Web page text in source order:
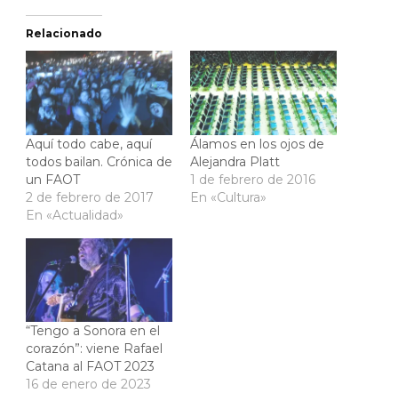
Relacionado
Aquí todo cabe, aquí
todos bailan. Crónica de
un FAOT
2 de febrero de 2017
En «Actualidad»
Álamos en los ojos de
Alejandra Platt
1 de febrero de 2016
En «Cultura»
“Tengo a Sonora en el
corazón”: viene Rafael
Catana al FAOT 2023
16 de enero de 2023